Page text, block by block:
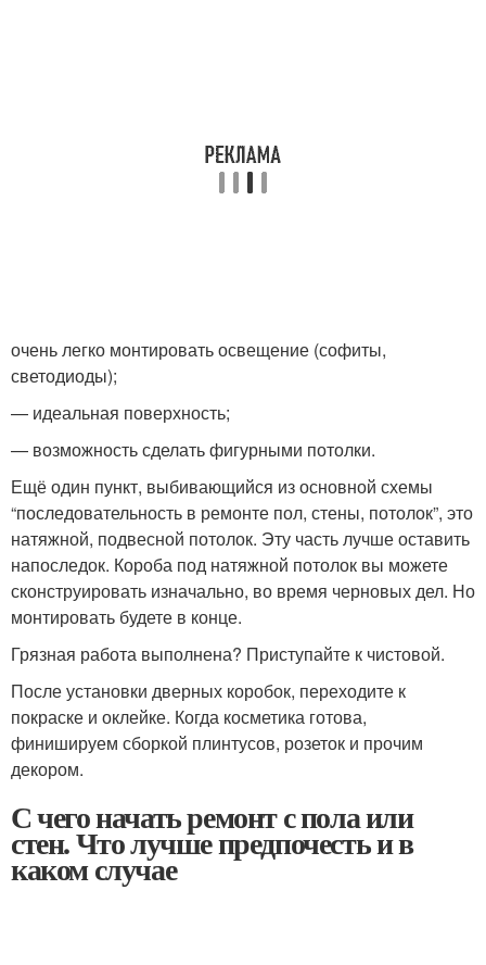
очень легко монтировать освещение (софиты,
светодиоды);
— идеальная поверхность;
— возможность сделать фигурными потолки.
Ещё один пункт, выбивающийся из основной схемы
“последовательность в ремонте пол, стены, потолок”, это
натяжной, подвесной потолок. Эту часть лучше оставить
напоследок. Короба под натяжной потолок вы можете
сконструировать изначально, во время черновых дел. Но
монтировать будете в конце.
Грязная работа выполнена? Приступайте к чистовой.
После установки дверных коробок, переходите к
покраске и оклейке. Когда косметика готова,
финишируем сборкой плинтусов, розеток и прочим
декором.
С чего начать ремонт с пола или
стен. Что лучше предпочесть и в
каком случае